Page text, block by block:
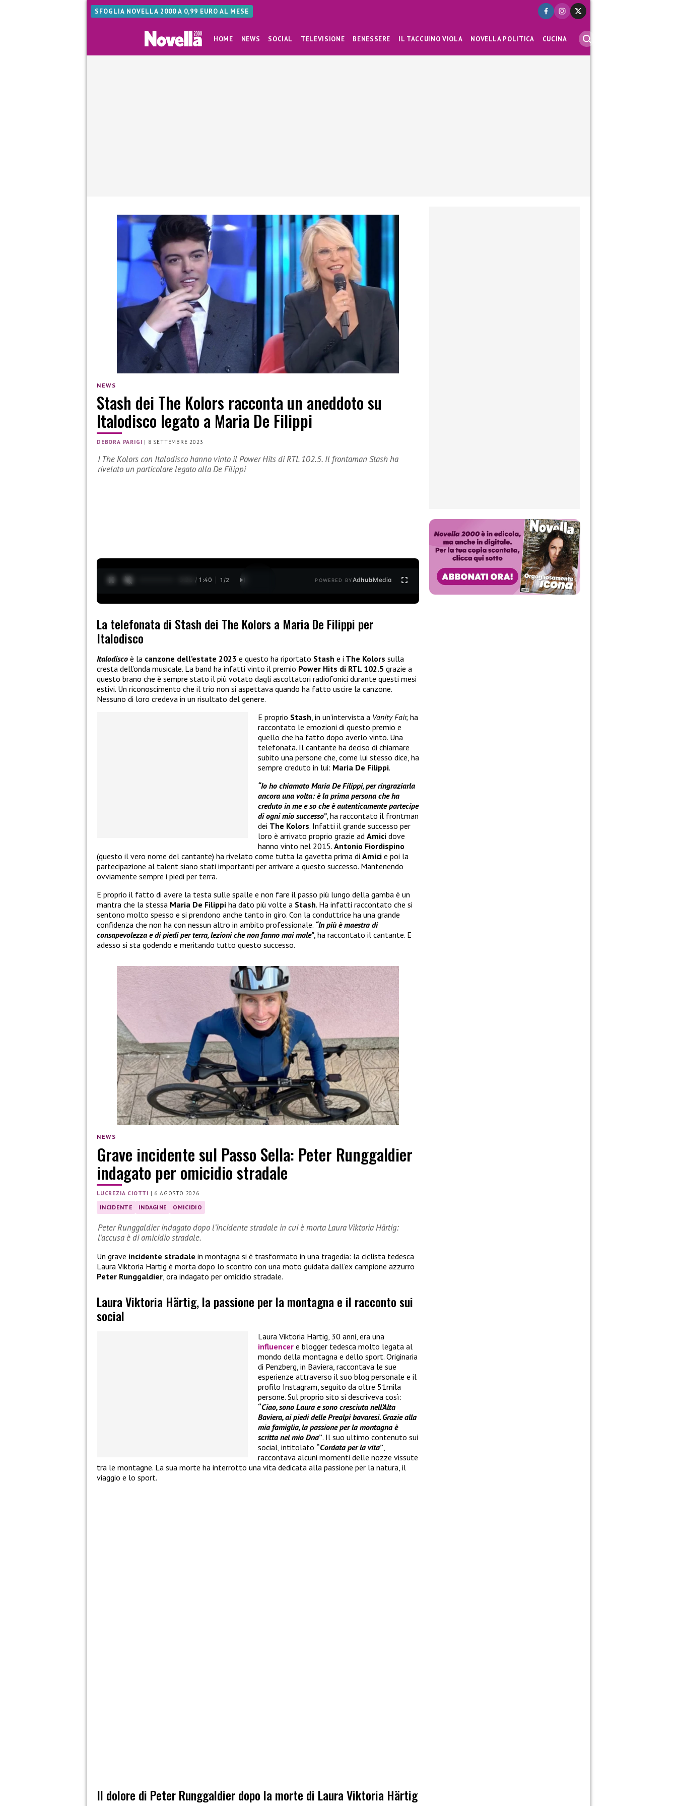
SFOGLIA NOVELLA 2000 A 0,99 EURO AL MESE
HOME NEWS SOCIAL TELEVISIONE BENESSERE IL TACCUINO VIOLA NOVELLA POLITICA CUCINA
NEWS
Stash dei The Kolors racconta un aneddoto su
Italodisco legato a Maria De Filippi
DEBORA PARIGI | 8 SETTEMBRE 2023
I The Kolors con Italodisco hanno vinto il Power Hits di RTL 102.5. Il frontaman Stash ha
rivelato un particolare legato alla De Filippi
0:27 / 1:40 1 /2 POWERED BYAdhubMedia
La telefonata di Stash dei The Kolors a Maria De Filippi per
Italodisco
Italodisco è la canzone dell’estate 2023 e questo ha riportato Stash e i The Kolors sulla
cresta dell’onda musicale. La band ha infatti vinto il premio Power Hits di RTL 102.5 grazie a
questo brano che è sempre stato il più votato dagli ascoltatori radiofonici durante questi mesi
estivi. Un riconoscimento che il trio non si aspettava quando ha fatto uscire la canzone.
Nessuno di loro credeva in un risultato del genere.
E proprio Stash, in un’intervista a Vanity Fair, ha
raccontato le emozioni di questo premio e
quello che ha fatto dopo averlo vinto. Una
telefonata. Il cantante ha deciso di chiamare
subito una persone che, come lui stesso dice, ha
sempre creduto in lui: Maria De Filippi.
“Io ho chiamato Maria De Filippi, per ringraziarla
ancora una volta: è la prima persona che ha
creduto in me e so che è autenticamente partecipe
di ogni mio successo”, ha raccontato il frontman
dei The Kolors. Infatti il grande successo per
loro è arrivato proprio grazie ad Amici dove
hanno vinto nel 2015. Antonio Fiordispino
(questo il vero nome del cantante) ha rivelato come tutta la gavetta prima di Amici e poi la
partecipazione al talent siano stati importanti per arrivare a questo successo. Mantenendo
ovviamente sempre i piedi per terra.
E proprio il fatto di avere la testa sulle spalle e non fare il passo più lungo della gamba è un
mantra che la stessa Maria De Filippi ha dato più volte a Stash. Ha infatti raccontato che si
sentono molto spesso e si prendono anche tanto in giro. Con la conduttrice ha una grande
confidenza che non ha con nessun altro in ambito professionale. “In più è maestra di
consapevolezza e di piedi per terra, lezioni che non fanno mai male”, ha raccontato il cantante. E
adesso si sta godendo e meritando tutto questo successo.
NEWS
Grave incidente sul Passo Sella: Peter Runggaldier
indagato per omicidio stradale
LUCREZIA CIOTTI | 6 AGOSTO 2026
INCIDENTE INDAGINE OMICIDIO
Peter Runggaldier indagato dopo l’incidente stradale in cui è morta Laura Viktoria Härtig:
l’accusa è di omicidio stradale.
Un grave incidente stradale in montagna si è trasformato in una tragedia: la ciclista tedesca
Laura Viktoria Härtig è morta dopo lo scontro con una moto guidata dall’ex campione azzurro
Peter Runggaldier, ora indagato per omicidio stradale.
Laura Viktoria Härtig, la passione per la montagna e il racconto sui
social
Laura Viktoria Härtig, 30 anni, era una
influencer e blogger tedesca molto legata al
mondo della montagna e dello sport. Originaria
di Penzberg, in Baviera, raccontava le sue
esperienze attraverso il suo blog personale e il
profilo Instagram, seguito da oltre 51mila
persone. Sul proprio sito si descriveva così:
“Ciao, sono Laura e sono cresciuta nell’Alta
Baviera, ai piedi delle Prealpi bavaresi. Grazie alla
mia famiglia, la passione per la montagna è
scritta nel mio Dna”. Il suo ultimo contenuto sui
social, intitolato “Cordata per la vita”,
raccontava alcuni momenti delle nozze vissute
tra le montagne. La sua morte ha interrotto una vita dedicata alla passione per la natura, il
viaggio e lo sport.
Il dolore di Peter Runggaldier dopo la morte di Laura Viktoria Härtig